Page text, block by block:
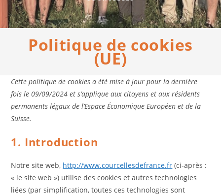
Politique de cookies
(UE)
Cette politique de cookies a été mise à jour pour la dernière
fois le 09/09/2024 et s’applique aux citoyens et aux résidents
permanents légaux de l’Espace Économique Européen et de la
Suisse.
1. Introduction
Notre site web, http://www.courcellesdefrance.fr (ci-après :
« le site web ») utilise des cookies et autres technologies
liées (par simplification, toutes ces technologies sont